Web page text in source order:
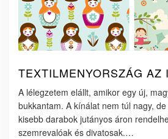
TEXTILMENYORSZÁG AZ
A lélegzetem elállt, amikor egy új,
bukkantam. A kínálat nem túl nagy,
kisebb darabok jutányos áron
szemrevalóak és divatosak.…